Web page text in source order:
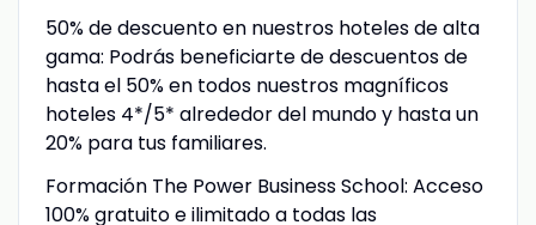
50% de descuento en nuestros hoteles de alta
gama: Podrás beneficiarte de descuentos de
hasta el 50% en todos nuestros magníficos
hoteles 4*/5* alrededor del mundo y hasta un
20% para tus familiares.
Formación The Power Business School: Acceso
100% gratuito e ilimitado a todas las